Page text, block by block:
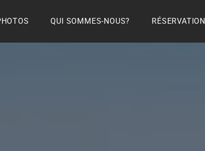
QUI SOMMES-NOUS? RÉSERVATION